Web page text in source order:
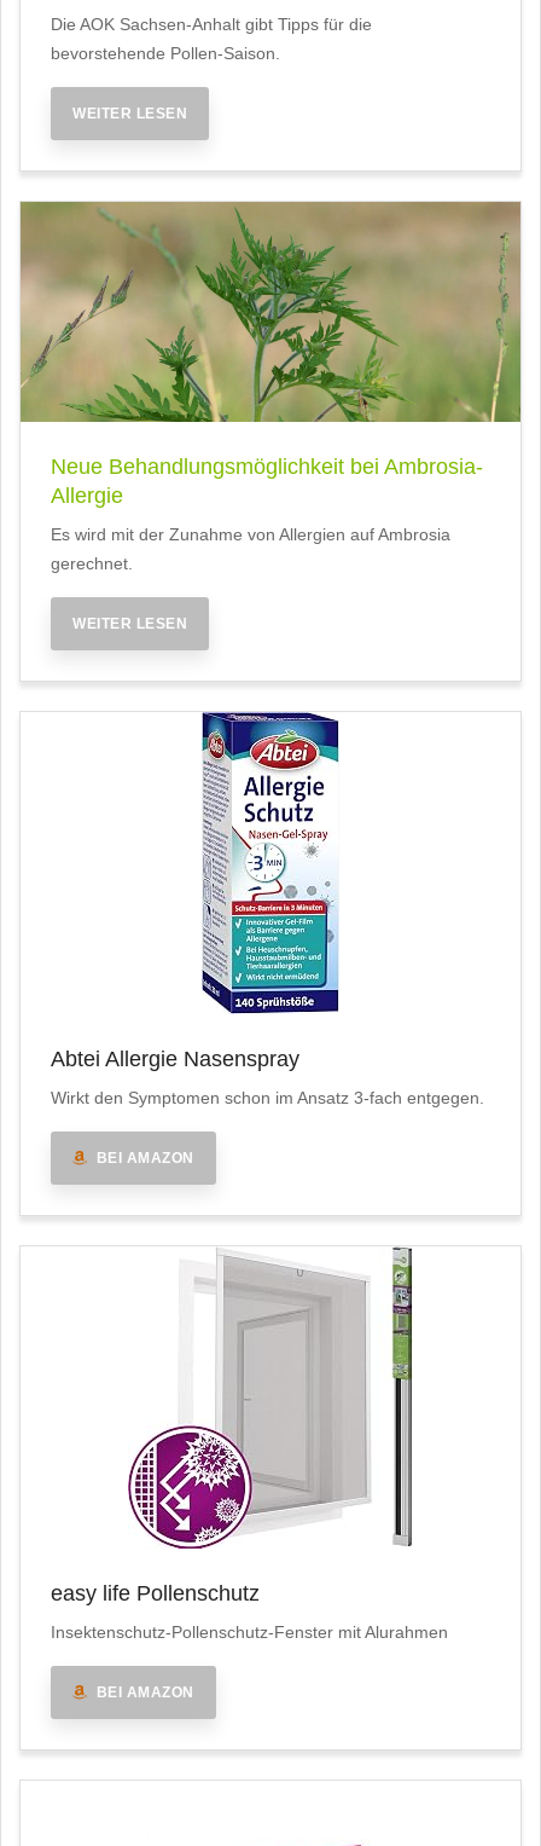
Die AOK Sachsen-Anhalt gibt Tipps für die
bevorstehende Pollen-Saison.
WEITER LESEN
Neue Behandlungsmöglichkeit bei Ambrosia-
Allergie
Es wird mit der Zunahme von Allergien auf Ambrosia
gerechnet.
WEITER LESEN
Abtei Allergie Nasenspray
Wirkt den Symptomen schon im Ansatz 3-fach entgegen.
BEI AMAZON
easy life Pollenschutz
Insektenschutz-Pollenschutz-Fenster mit Alurahmen
BEI AMAZON